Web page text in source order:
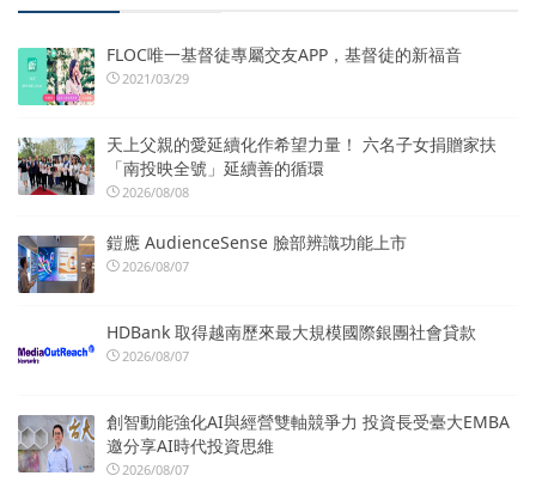
FLOC唯一基督徒專屬交友APP，基督徒的新福音
2021/03/29
天上父親的愛延續化作希望力量！ 六名子女捐贈家扶
「南投映全號」延續善的循環
2026/08/08
鎧應 AudienceSense 臉部辨識功能上市
2026/08/07
HDBank 取得越南歷來最大規模國際銀團社會貸款
2026/08/07
創智動能強化AI與經營雙軸競爭力 投資長受臺大EMBA
邀分享AI時代投資思維
2026/08/07